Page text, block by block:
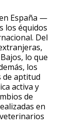
España —
los équidos
Del
lo que
los
de aptitud
activa y
de
en